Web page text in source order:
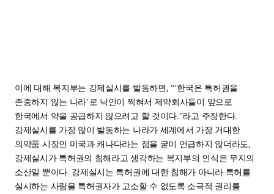
이에 대해 복지부는 강제실시를 발동하면, “‘한국은 특허권을
존중하지 않는 나라’로 낙인이 찍혀서 제약회사들이 앞으로
한국에서 약을 공급하지 않으려고 할 것이다.”라고 주장한다.
강제실시를 가장 많이 발동하는 나라가 세계에서 가장 거대한
의약품 시장인 미국과 캐나다라는 점을 굳이 언급하지 않더라도,
강제실시가 특허권의 침해라고 생각하는 복지부의 인식은 무지의
소산일 뿐이다. 강제실시는 특허권에 대한 침해가 아니라 특허를
실시하는 사람을 특허권자가 고소할 수 없도록 소극적 권리를